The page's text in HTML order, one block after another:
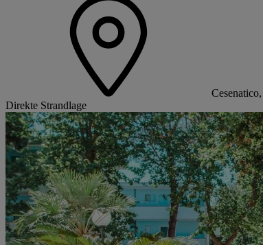
Direkte Strandlage